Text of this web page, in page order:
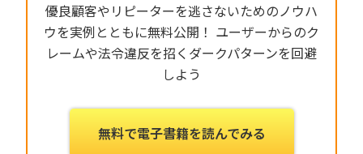
優良顧客やリピーターを逃さないためのノウハ
ウを実例とともに無料公開！ ユーザーからのク
レームや法令違反を招くダークパターンを回避
しよう
無料で電子書籍を読んでみる